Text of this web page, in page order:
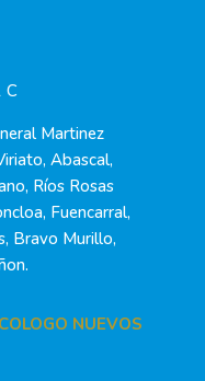
C
Martinez
Abascal,
Ríos Rosas
Fuencarral,
Bravo Murillo,
NUEVOS